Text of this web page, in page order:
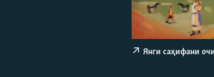
Янги саҳифани